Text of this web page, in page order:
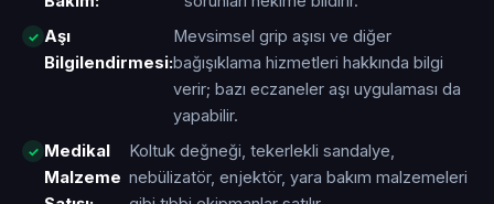
Aşı
Bilgilendirmesi:
Mevsimsel grip aşısı ve diğer
bağışıklama hizmetleri hakkında bilgi
verir; bazı eczaneler aşı uygulaması da
yapabilir.
Medikal
Malzeme
Koltuk değneği, tekerlekli sandalye,
nebülizatör, enjektör, yara bakım malzemeleri